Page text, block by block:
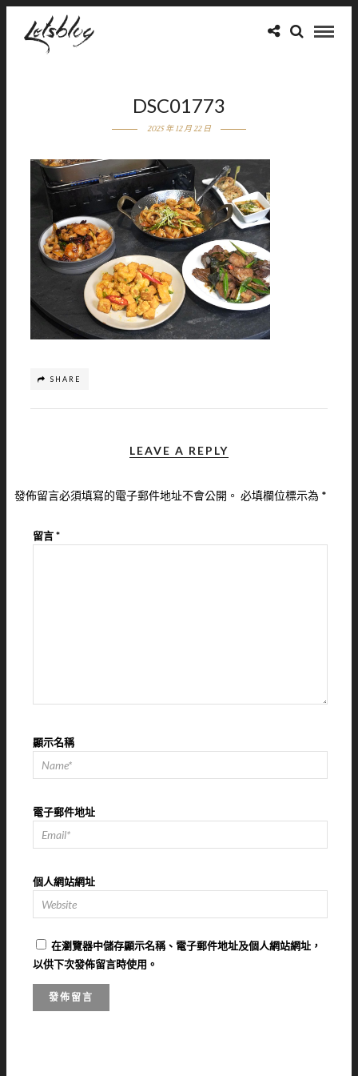
DSC01773
2025 年 12 月 22 日
SHARE
LEAVE A REPLY
發佈留言必須填寫的電子郵件地址不會公開。 必填欄位標示為 *
留言*
顯示名稱
電子郵件地址
個人網站網址
在瀏覽器中儲存顯示名稱、電子郵件地址及個人網站網址，
以供下次發佈留言時使用。